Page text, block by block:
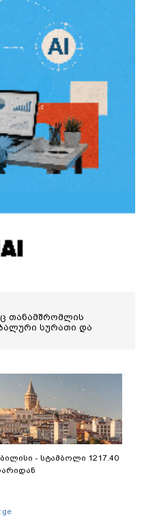
თანამშრომლის
სურათი და
- სტამბოლი 1217.40